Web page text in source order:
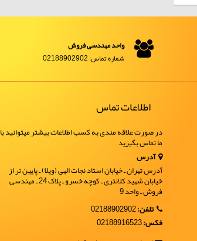
واحد مهندسی فروش
شماره تماس: 02188902902
اطلاعات تماس
در صورت علاقه مندی به کسب اطلاعات بیشتر میتوانید با
ما تماس بگیرید
آدرس
آدرس تهران ـ خیابان استاد نجات الهی (ویلا) ـ پایین تر از
خیابان شهید کلانتری ـ کوچه خسرو ـ پلاک 24 ـ مهندسی
فروش ـ واحد 9
تلفن:02188902902
فکس:02188916523